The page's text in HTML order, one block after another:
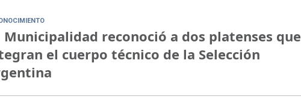
Municipalidad reconoció a dos platenses que
el cuerpo técnico de la Selección